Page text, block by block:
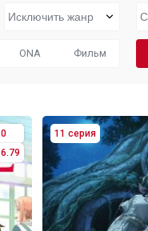
ONA Фильм
0
6.79
11 серия